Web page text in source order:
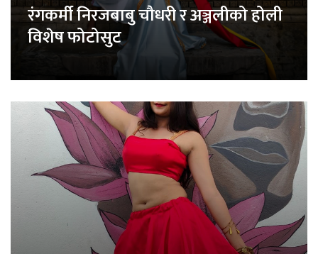
रंगकर्मी निरजबाबु चौधरी र अञ्जलीको होली
विशेष फोटोसुट